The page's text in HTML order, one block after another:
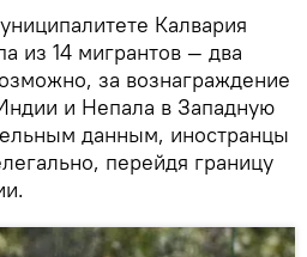
Калвария
из 14 мигрантов — два
за вознаграждение
и Непала в Западную
данным, иностранцы
перейдя границу